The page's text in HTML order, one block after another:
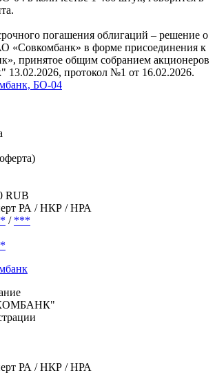
частично досрочно погасил выпуск
04 в количестве 1 466 штук, говорится в
погашения облигаций – решение о
принятое общим собранием акционеров
протокол №1 от 16.02.2026.
БО-04
RUB
/***